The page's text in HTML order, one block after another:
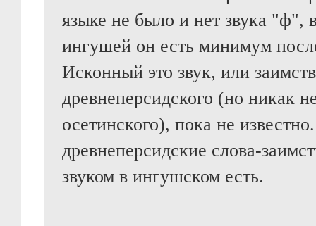
языке не было и нет звука "ф",
ингушей он есть минимум
Исконный это звук, или
древнеперсидского (но никак
осетинского), пока не
древнеперсидские слова-
звуком в ингушском есть.